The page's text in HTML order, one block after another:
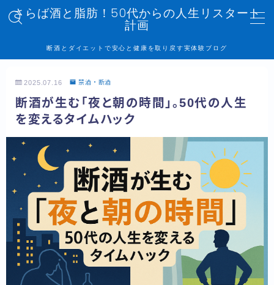
さらば酒と脂肪！50代からの人生リスタート
計画
断酒とダイエットで安心と健康を取り戻す実体験ブログ
MENU
トップページ
記事一覧
管理人プロフィール
プライバシーポリシー
お問い合わせ
2025.07.16 禁酒・断酒
断酒が生む「夜と朝の時間」。50代の人生
を変えるタイムハック